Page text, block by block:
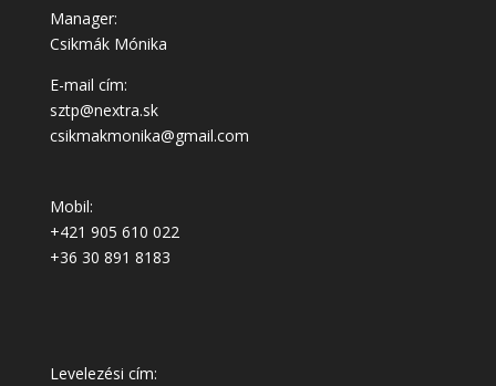
Manager:
Csikmák Mónika
E-mail cím:
sztp@nextra.sk
csikmakmonika@gmail.com
Mobil:
+421 905 610 022
+36 30 891 8183
Levelezési cím: